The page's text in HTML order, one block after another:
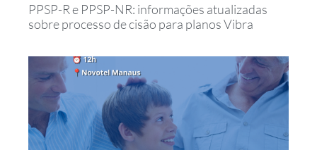
PPSP-R e PPSP-NR: informações atualizadas
sobre processo de cisão para planos Vibra